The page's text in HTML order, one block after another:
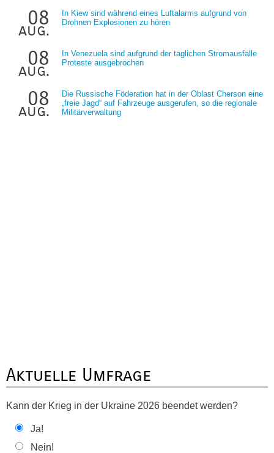
08
aug.
In Kiew sind während eines Luftalarms aufgrund von
Drohnen Explosionen zu hören
08
aug.
In Venezuela sind aufgrund der täglichen Stromausfälle
Proteste ausgebrochen
08
aug.
Die Russische Föderation hat in der Oblast Cherson eine
„freie Jagd“ auf Fahrzeuge ausgerufen, so die regionale
Militärverwaltung
Aktuelle Umfrage
Kann der Krieg in der Ukraine 2026 beendet werden?
Ja!
Nein!